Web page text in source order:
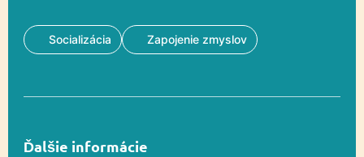
Socializácia Zapojenie zmyslov
Ďalšie informácie